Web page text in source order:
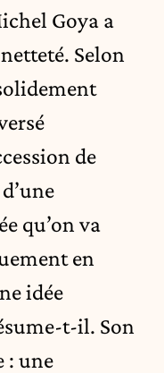
Goya a
Selon
de
qu’on va
en
idée
t-il. Son
: une